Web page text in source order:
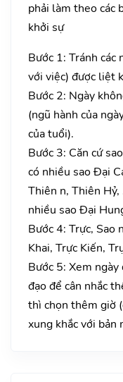
phải làm theo các
khởi sự
Bước 1: Tránh các
với việc) được liệt
Bước 2: Ngày
(ngũ hành của
của tuổi).
Bước 3: Căn cứ
có nhiều sao Đại
Thiên n, Thiên
nhiều sao Đại
Bước 4: Trực, Sao
Khai, Trực Kiến,
Bước 5: Xem
đạo để cân nhắc
thì chọn thêm giờ
xung khắc với bản